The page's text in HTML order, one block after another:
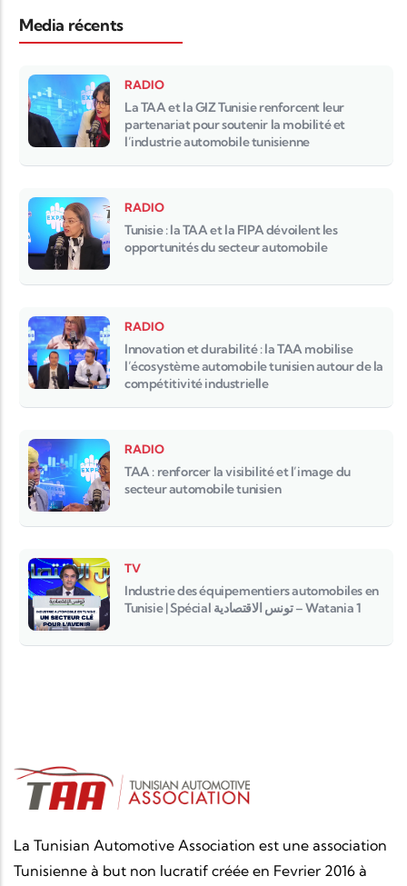
Media récents
RADIO
La TAA et la GIZ Tunisie renforcent leur
partenariat pour soutenir la mobilité et
l’industrie automobile tunisienne
RADIO
Tunisie : la TAA et la FIPA dévoilent les
opportunités du secteur automobile
RADIO
Innovation et durabilité : la TAA mobilise
l’écosystème automobile tunisien autour de la
compétitivité industrielle
RADIO
TAA : renforcer la visibilité et l’image du
secteur automobile tunisien
TV
Industrie des équipementiers automobiles en
Tunisie | Spécial تونس الاقتصادية – Watania 1
La Tunisian Automotive Association est une association
Tunisienne à but non lucratif créée en Fevrier 2016 à